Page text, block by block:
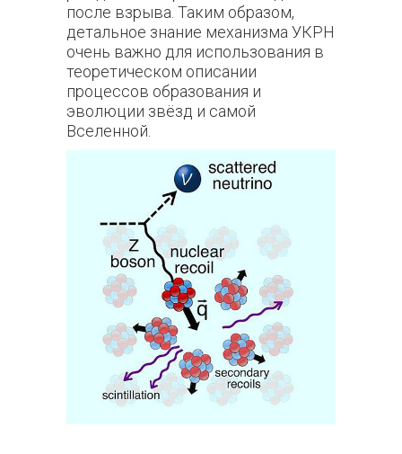
после взрыва. Таким образом,
детальное знание механизма УКРН
очень важно для использования в
теоретическом описании
процессов образования и
эволюции звёзд и самой
Вселенной.